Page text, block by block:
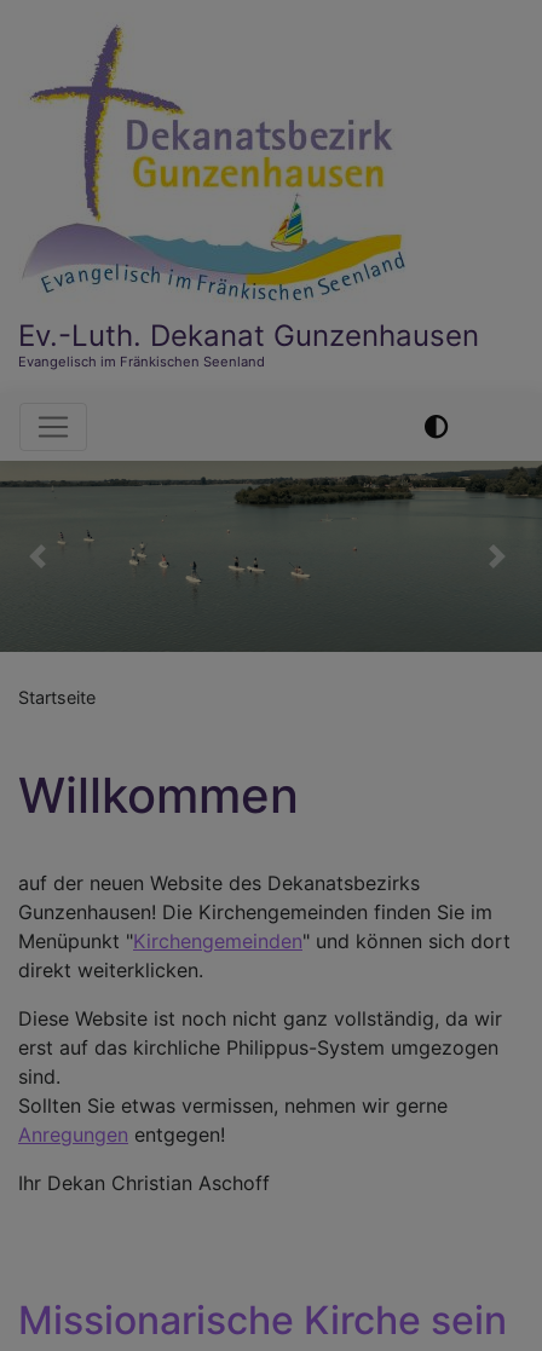
Ev.-Luth. Dekanat Gunzenhausen
Evangelisch im Fränkischen Seenland
Hauptnavigation
Previous Next
Startseite
Willkommen
auf der neuen Website des Dekanatsbezirks
Gunzenhausen! Die Kirchengemeinden finden Sie im
Menüpunkt "Kirchengemeinden" und können sich dort
direkt weiterklicken.
Diese Website ist noch nicht ganz vollständig, da wir
erst auf das kirchliche Philippus-System umgezogen
sind.
Sollten Sie etwas vermissen, nehmen wir gerne
Anregungen entgegen!
Ihr Dekan Christian Aschoff
Missionarische Kirche sein